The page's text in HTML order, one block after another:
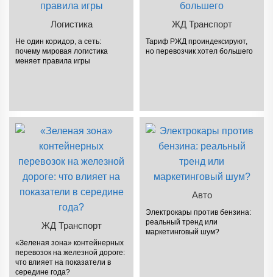
Логистика
Не один коридор, а сеть:
почему мировая логистика
меняет правила игры
ЖД Транспорт
Тариф РЖД проиндексируют,
но перевозчик хотел большего
ЖД Транспорт
«Зеленая зона» контейнерных
перевозок на железной дороге:
что влияет на показатели в
середине года?
Авто
Электрокары против бензина:
реальный тренд или
маркетинговый шум?